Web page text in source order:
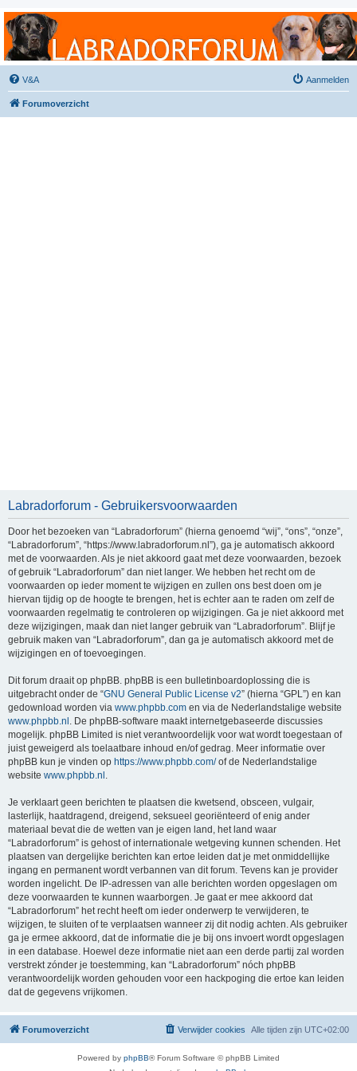
Labradorforum
Het gezelligste Labradorforum van Nederland en België!
V&A Aanmelden
Forumoverzicht
Labradorforum - Gebruikersvoorwaarden
Door het bezoeken van “Labradorforum” (hierna genoemd “wij”, “ons”, “onze”,
“Labradorforum”, “https://www.labradorforum.nl”), ga je automatisch akkoord
met de voorwaarden. Als je niet akkoord gaat met deze voorwaarden, bezoek
of gebruik “Labradorforum” dan niet langer. We hebben het recht om de
voorwaarden op ieder moment te wijzigen en zullen ons best doen om je
hiervan tijdig op de hoogte te brengen, het is echter aan te raden om zelf de
voorwaarden regelmatig te controleren op wijzigingen. Ga je niet akkoord met
deze wijzigingen, maak dan niet langer gebruik van “Labradorforum”. Blijf je
gebruik maken van “Labradorforum”, dan ga je automatisch akkoord met de
wijzigingen en of toevoegingen.
Dit forum draait op phpBB. phpBB is een bulletinboardoplossing die is
uitgebracht onder de “GNU General Public License v2” (hierna “GPL”) en kan
gedownload worden via www.phpbb.com en via de Nederlandstalige website
www.phpbb.nl . De phpBB-software maakt internetgebaseerde discussies
mogelijk. phpBB Limited is niet verantwoordelijk voor wat wordt toegestaan of
juist geweigerd als toelaatbare inhoud en/of gedrag. Meer informatie over
phpBB kun je vinden op https://www.phpbb.com/of de Nederlandstalige
website www.phpbb.nl
Je verklaart geen berichten te plaatsen die kwetsend, obsceen, vulgair,
lasterlijk, haatdragend, dreigend, seksueel georiënteerd of enig ander
materiaal bevat die de wetten van je eigen land, het land waar
“Labradorforum” is gehost of internationale wetgeving kunnen schenden. Het
plaatsen van dergelijke berichten kan ertoe leiden dat je met onmiddellijke
ingang en permanent wordt verbannen van dit forum. Tevens kan je provider
worden ingelicht. De IP-adressen van alle berichten worden opgeslagen om
deze voorwaarden te kunnen waarborgen. Je gaat er mee akkoord dat
“Labradorforum” het recht heeft om ieder onderwerp te verwijderen, te
wijzigen, te sluiten of te verplaatsen wanneer zij dit nodig achten. Als gebruiker
ga je ermee akkoord, dat de informatie die je bij ons invoert wordt opgeslagen
in een database. Hoewel deze informatie niet aan een derde partij zal worden
verstrekt zónder je toestemming, kan “Labradorforum” nóch phpBB
verantwoordelijk worden gehouden voor een hackpoging die ertoe kan leiden
dat de gegevens vrijkomen.
Forumoverzicht Alle tijden zijn UTC+02:00
Verwijder cookies
Powered by phpBB® Forum Software © phpBB Limited